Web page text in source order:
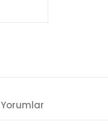
Yorumlar